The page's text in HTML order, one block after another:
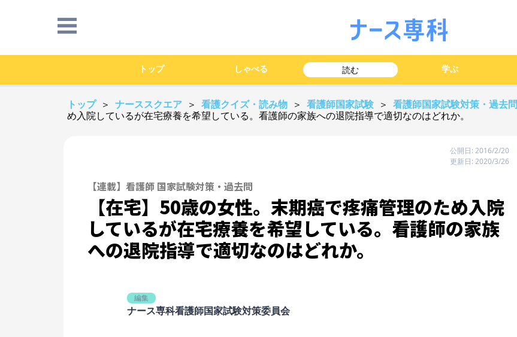
トップ しゃべる 読む 学ぶ
トップ ＞ ナーススクエア ＞ 看護クイズ・読み物 ＞ 看護師国家試験 ＞ 看護師国家試験対策・過去問
め入院しているが在宅療養を希望している。看護師の家族への退院指導で適切なのはどれか。
公開日: 2016/2/20
更新日: 2020/3/26
【連載】看護師 国家試験対策・過去問
【在宅】50歳の女性。末期癌で疼痛管理のため入院
しているが在宅療養を希望している。看護師の家族
への退院指導で適切なのはどれか。
編集
ナース専科看護師国家試験対策委員会